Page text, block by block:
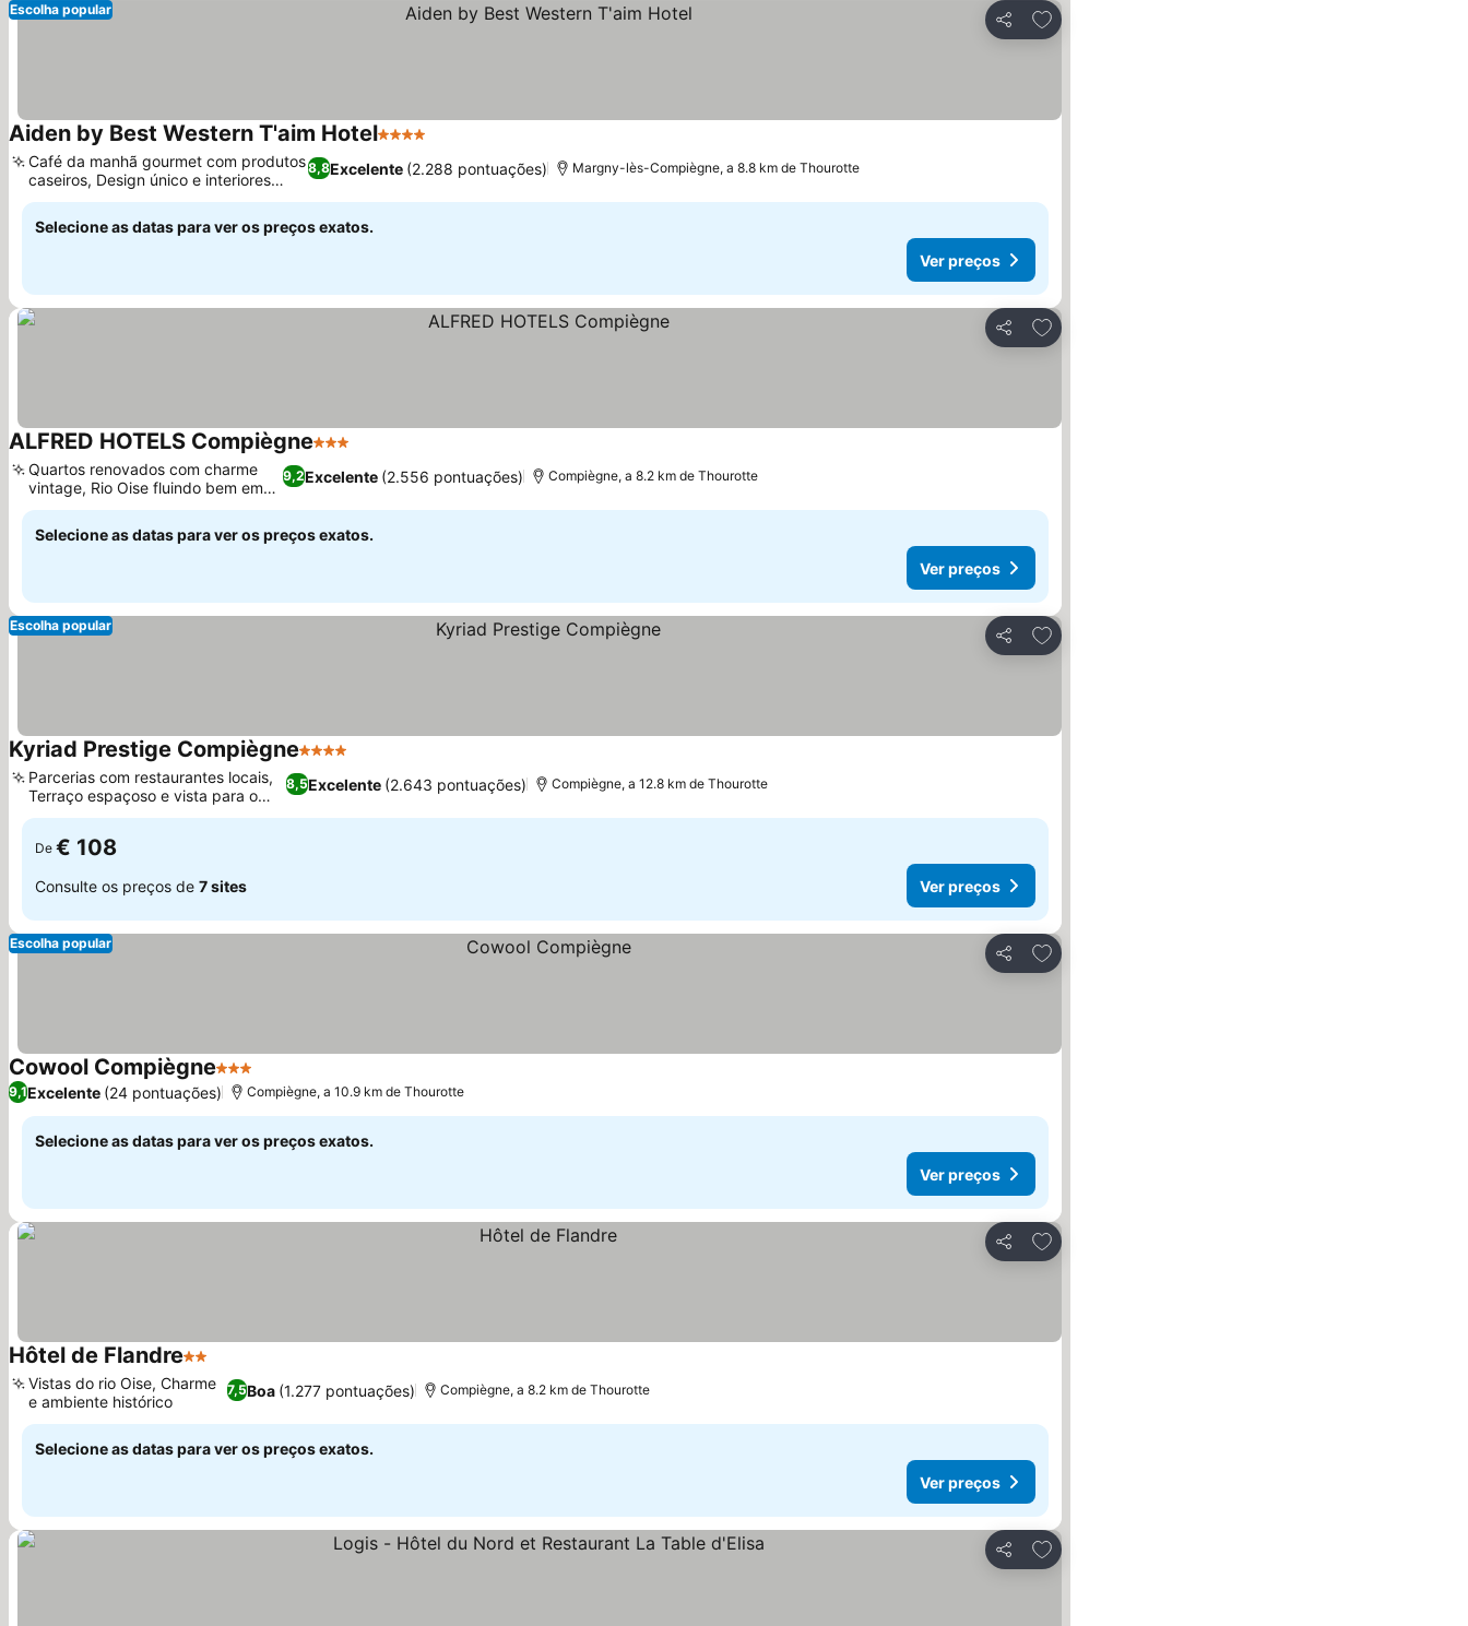
Partilhar
Adicionar aos favoritos
Escolha popular
Aiden by Best Western T'aim Hotel4 Estrelas
8,8Excelente (2.288 pontuações)
Café da manhã gourmet com produtos
caseiros, Design único e interiores
coloridos
Margny-lès-Compiègne, a 8.8 km de Thourotte
Selecione as datas para ver os preços exatos.
Ver preços
Partilhar
Adicionar aos favoritos
ALFRED HOTELS Compiègne3 Estrelas
9,2Excelente (2.556 pontuações)
Quartos renovados com charme
vintage, Rio Oise fluindo bem em
frente
Compiègne, a 8.2 km de Thourotte
Selecione as datas para ver os preços exatos.
Ver preços
Partilhar
Adicionar aos favoritos
Escolha popular
Kyriad Prestige Compiègne4 Estrelas
8,5Excelente (2.643 pontuações)
Parcerias com restaurantes locais,
Terraço espaçoso e vista para o
jardim
Compiègne, a 12.8 km de Thourotte
De € 108
Consulte os preços de 7 sites Ver preços
Partilhar
Adicionar aos favoritos
Escolha popular
Cowool Compiègne3 Estrelas
9,1Excelente (24 pontuações) Compiègne, a 10.9 km de Thourotte
Selecione as datas para ver os preços exatos.
Ver preços
Partilhar
Adicionar aos favoritos
Hôtel de Flandre2 Estrelas
7,5Boa (1.277 pontuações)
Vistas do rio Oise, Charme
e ambiente histórico
Compiègne, a 8.2 km de Thourotte
Selecione as datas para ver os preços exatos.
Ver preços
Partilhar
Adicionar aos favoritos